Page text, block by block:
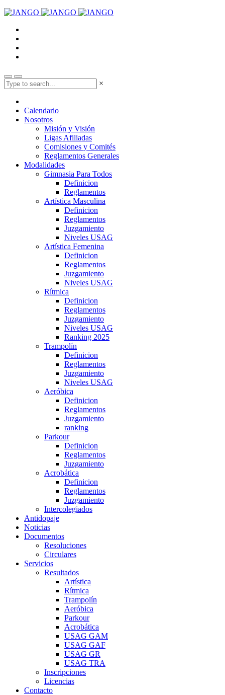
×
Calendario
Nosotros
Misión y Visión
Ligas Afiliadas
Comisiones y Comités
Reglamentos Generales
Modalidades
Gimnasia Para Todos
Definicion
Reglamentos
Artística Masculina
Definicion
Reglamentos
Juzgamiento
Niveles USAG
Artística Femenina
Definicion
Reglamentos
Juzgamiento
Niveles USAG
Rítmica
Definicion
Reglamentos
Juzgamiento
Niveles USAG
Ranking 2025
Trampolín
Definicion
Reglamentos
Juzgamiento
Niveles USAG
Aeróbica
Definicion
Reglamentos
Juzgamiento
ranking
Parkour
Definicion
Reglamentos
Juzgamiento
Acrobática
Definicion
Reglamentos
Juzgamiento
Intercolegiados
Antidopaje
Noticias
Documentos
Resoluciones
Circulares
Servicios
Resultados
Artística
Rítmica
Trampolín
Aeróbica
Parkour
Acrobática
USAG GAM
USAG GAF
USAG GR
USAG TRA
Inscripciones
Licencias
Contacto